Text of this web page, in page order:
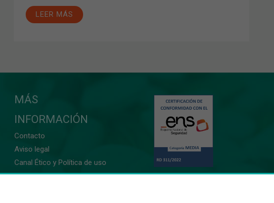
LEER MÁS
MÁS
INFORMACIÓN
Contacto
Aviso legal
Canal Ético y Política de uso